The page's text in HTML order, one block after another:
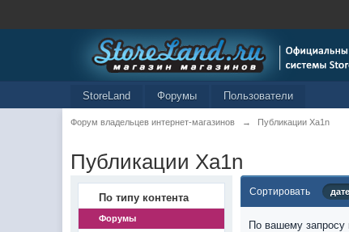
StoreLand Форумы Пользователи
Форум владельцев интернет-магазинов → Публикации Xa1n
Публикации Xa1n
По типу контента
Форумы
Сортировать
По вашему запросу